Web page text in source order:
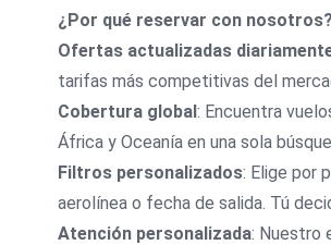
¿Por qué reservar con nosotros?
Ofertas actualizadas
tarifas más competitivas del
Cobertura global: Encuentra
África y Oceanía en una sola
Filtros personalizados: Elige por
aerolínea o fecha de salida. Tú
Atención personalizada: Nuestro